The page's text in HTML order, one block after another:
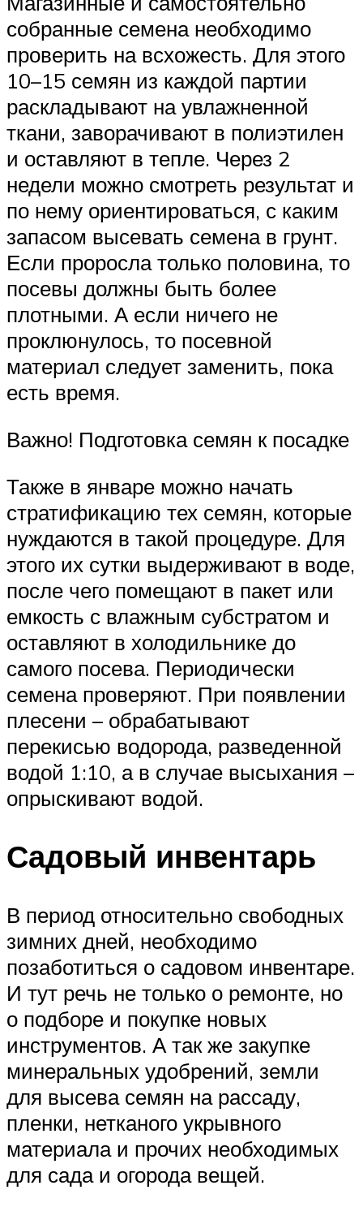
собранные семена необходимо
проверить на всхожесть. Для этого
10–15 семян из каждой партии
раскладывают на увлажненной
ткани, заворачивают в полиэтилен
и оставляют в тепле. Через 2
недели можно смотреть результат и
по нему ориентироваться, с каким
запасом высевать семена в грунт.
Если проросла только половина, то
посевы должны быть более
плотными. А если ничего не
проклюнулось, то посевной
материал следует заменить, пока
есть время.
Важно! Подготовка семян к посадке
Также в январе можно начать
стратификацию тех семян, которые
нуждаются в такой процедуре. Для
этого их сутки выдерживают в воде,
после чего помещают в пакет или
емкость с влажным субстратом и
оставляют в холодильнике до
самого посева. Периодически
семена проверяют. При появлении
плесени – обрабатывают
перекисью водорода, разведенной
водой 1:10, а в случае высыхания –
опрыскивают водой.
Садовый инвентарь
В период относительно свободных
зимних дней, необходимо
позаботиться о садовом инвентаре.
И тут речь не только о ремонте, но
о подборе и покупке новых
инструментов. А так же закупке
минеральных удобрений, земли
для высева семян на рассаду,
пленки, нетканого укрывного
материала и прочих необходимых
для сада и огорода вещей.